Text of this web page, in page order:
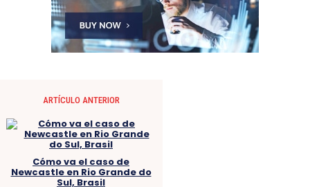
ARTÍCULO ANTERIOR
Cómo va el caso de
Newcastle en Rio Grande do
Sul, Brasil